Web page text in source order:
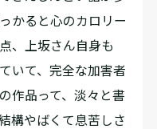
かると心のカロリー
、上坂さん自身も
いて、完全な加害者
作品って、淡々と書
構やばくて息苦しさ